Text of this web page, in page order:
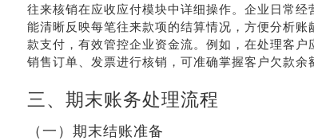
联系我
们
在线沟
通
往来核销在应收应付模块中详细操作。企业日常
能清晰反映每笔往来款项的结算情况，方便分析
款支付，有效管控企业资金流。例如，在处理客
销售订单、发票进行核销，可准确掌握客户欠款余
三、期末账务处理流程
（一）期末结账准备